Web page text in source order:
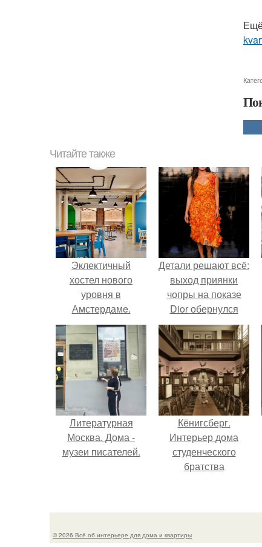
Читайте также
Эклектичный
хостел нового
уровня в
Амстердамe.
Детали решают всё:
выход приянки
чопры на показе
Dior обернулся
шквалом критики
из-за небрежного
пошива.
Литературная
Москва. Дома -
музеи писателей.
Кёнигсберг.
Интерьер дома
студенческого
братства
© 2026 Всё об интерьере для дома и квартиры